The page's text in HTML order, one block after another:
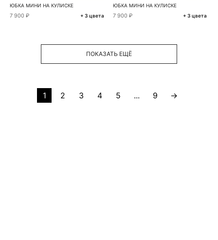
ЮБКА МИНИ НА КУЛИСКЕ
7 900 ₽ + 3 цвета
ЮБКА МИНИ НА КУЛИСКЕ
7 900 ₽ + 3 цвета
ПОКАЗАТЬ ЕЩЁ
1 2 3 4 5 ... 9 →